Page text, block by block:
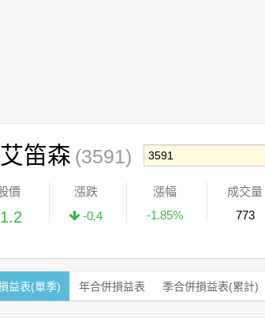
艾笛森 (3591)
價
漲跌
-0.4
漲幅
-1.85%
成交量
773
益表(單季) 年合併損益表 季合併損益表(累計)